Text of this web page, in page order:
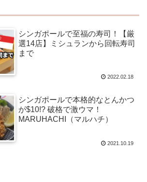
シンガポールで至福の寿司！【厳
選14店】ミシュランから回転寿司
まで
2022.02.18
シンガポールで本格的なとんかつ
が$10!? 破格で激ウマ！
MARUHACHI（マルハチ）
2021.10.19